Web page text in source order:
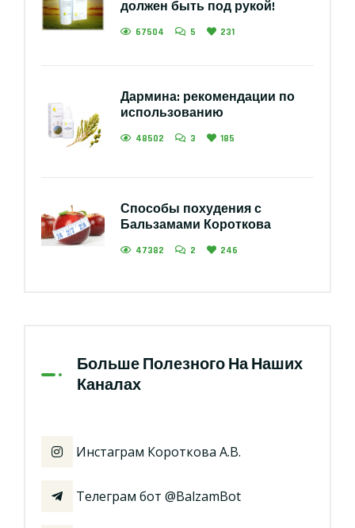
должен быть под рукой!
67504 5 231
Дармина: рекомендации по
использованию
48502 3 185
Способы похудения с
Бальзамами Короткова
47382 2 246
Больше Полезного На Наших
Каналах
Инстаграм Короткова А.В.
Телеграм бот @BalzamBot